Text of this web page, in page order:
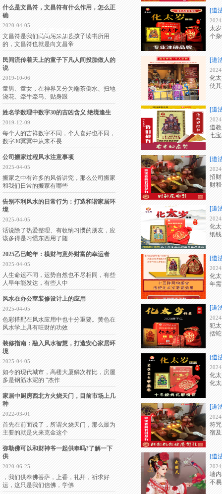
[道
太
个
[道
化
使
[道
道
七
[道
招
财
[道
化
纸
[道
化
年
[道
犯
括
[道
化
化
[道
符
宿
[道
墙
不
什么是文昌符，文昌符有什么作用，怎么正
确
2020-04-05
文昌符是我们民间用来加强孩子读书所用
的，文昌符也就是向文昌帝
民间流传着天上的童子下凡人间投胎做人的
说
2019-10-06
童男、童女，在神界又分为端茶倒水、扫地
浇花、牵牛牵马、贴身跟
姓名学数理中数字30的吉凶含义 绝境逢生
2019-12-09
每个人的吉祥数字不同，个人喜好也不同，
数字30冥冥中从来不畏
公司搬家过程风水注意事项
2025-04-05
搬家之中有许多的风俗讲究，那么公司搬家
和我们日常的搬家有哪些
告别不利风水的日常行为：打造和谐家居环
境
2025-04-05
话说除了热爱整理、有收纳习惯的朋友，应
该多得是习惯东西用了随
2025乙巳蛇年：横财与意外财富的幸运者
2025-04-05
人生命运不同，运势自然也不尽相同，有些
人早年能发达，有些人中
风水在办公室装修设计上的应用
2025-04-05
色彩搭配在风水应用中也十分重要。黄色在
风水学上具有旺财的功效
装修指南：融入风水智慧，打造安心家居环
境
2025-04-05
如今的现代城市，高楼大厦鳞次栉比，房屋
多是钢筋水泥的 “杰作
家居中厨房西北方火烧天门，目前市场上几
种
2022-03-01
首先在前面说了，所谓火烧天门，那么最为
主要的就是火来克金这个
弥勒佛可以和财神爷一起供奉吗?了解一下
供
2020-06-25
，我们供奉佛菩萨，上香，礼拜，祈求好
运，这只是我们信佛，学佛
联系我们